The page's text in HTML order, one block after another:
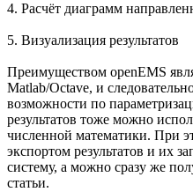
4. Расчёт диаграмм
5. Визуализация результатов
Преимуществом openEMS
Matlab/Octave, и
возможности по
результатов тоже можно
численной математики. При
экспортом результатов и их
систему, а можно сразу же
статьи.